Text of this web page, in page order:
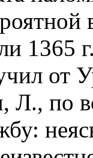
1365
от
Л., по